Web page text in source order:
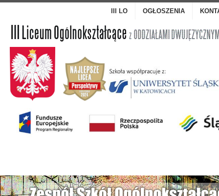
III LO OGŁOSZENIA